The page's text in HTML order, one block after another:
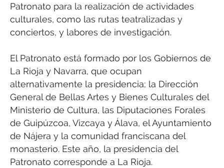
Patronato para la realización de actividades
culturales, como las rutas teatralizadas y
conciertos, y labores de investigación.
El Patronato está formado por los Gobiernos de
La Rioja y Navarra, que ocupan
alternativamente la presidencia; la Dirección
General de Bellas Artes y Bienes Culturales del
Ministerio de Cultura, las Diputaciones Forales
de Guipúzcoa, Vizcaya y Álava, el Ayuntamiento
de Nájera y la comunidad franciscana del
monasterio. Este año, la presidencia del
Patronato corresponde a La Rioja.